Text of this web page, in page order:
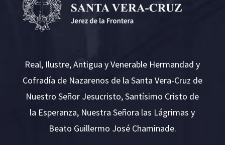
Real, Ilustre, Antigua y Venerable Hermandad y
Cofradía de Nazarenos de la Santa Vera-Cruz de
Nuestro Señor Jesucristo, Santísimo Cristo de
la Esperanza, Nuestra Señora las Lágrimas y
Beato Guillermo José Chaminade.